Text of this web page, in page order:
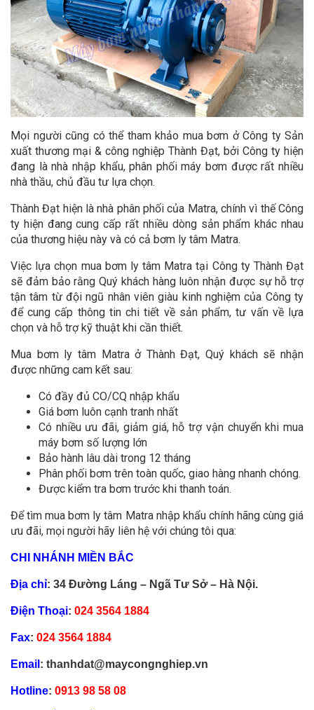
Mọi người cũng có thể tham khảo mua bơm ở Công ty Sản
xuất thương mại & công nghiệp Thành Đạt, bởi Công ty hiện
đang là nhà nhập khẩu, phân phối máy bơm được rất nhiều
nhà thầu, chủ đầu tư lựa chọn.
Thành Đạt hiện là nhà phân phối của Matra, chính vì thế Công
ty hiện đang cung cấp rất nhiều dòng sản phẩm khác nhau
của thương hiệu này và có cả bơm ly tâm Matra.
Việc lựa chọn mua bơm ly tâm Matra tại Công ty Thành Đạt
sẽ đảm bảo rằng Quý khách hàng luôn nhận được sự hỗ trợ
tận tâm từ đội ngũ nhân viên giàu kinh nghiệm của Công ty
để cung cấp thông tin chi tiết về sản phẩm, tư vấn về lựa
chọn và hỗ trợ kỹ thuật khi cần thiết.
Mua bơm ly tâm Matra ở Thành Đạt, Quý khách sẽ nhận
được những cam kết sau:
Có đầy đủ CO/CQ nhập khẩu
Giá bơm luôn cạnh tranh nhất
Có nhiều ưu đãi, giảm giá, hỗ trợ vận chuyển khi mua
máy bơm số lượng lớn
Bảo hành lâu dài trong 12 tháng
Phân phối bơm trên toàn quốc, giao hàng nhanh chóng.
Được kiểm tra bơm trước khi thanh toán.
Để tìm mua bơm ly tâm Matra nhập khẩu chính hãng cùng giá
ưu đãi, mọi người hãy liên hệ với chúng tôi qua:
CHI NHÁNH MIỀN BẮC
Địa chỉ: 34 Đường Láng – Ngã Tư Sở – Hà Nội.
Điện Thoại: 024 3564 1884
Fax: 024 3564 1884
Email : thanhdat@maycongnghiep.vn
Hotline: 0913 98 58 08